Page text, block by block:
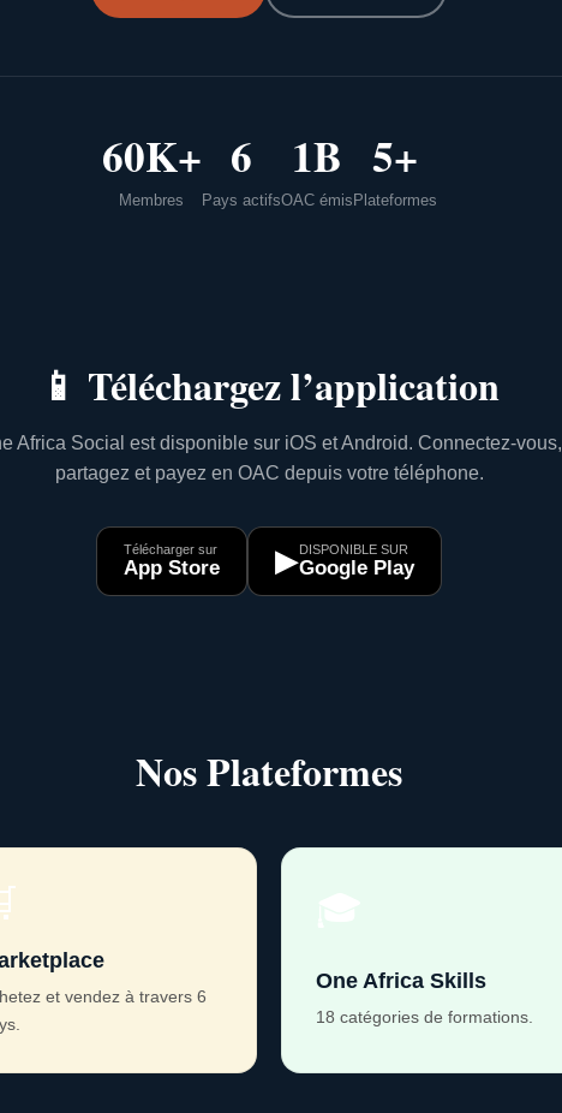
60K+
Membres
6
Pays actifs
1B
OAC émis
5+
Plateformes
📱 Téléchargez l’application
Africa Social est disponible sur iOS et Android. Connectez-vous,
partagez et payez en OAC depuis votre téléphone.
Télécharger sur
App Store ▶DISPONIBLE SUR
Google Play
Nos Plateformes
et vendez à travers 6
One Africa Skills
18 catégories de formations.